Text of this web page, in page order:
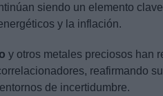
siendo un elemento
y la inflación.
y otros metales preciosos han
reafirmando
de incertidumbre.